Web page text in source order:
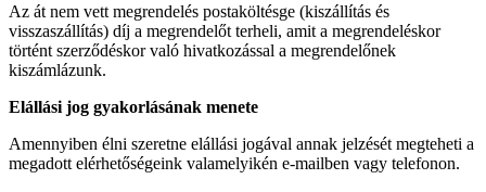
Az át nem vett megrendelés postaköltésge (kiszállítás és
visszaszállítás) díj a megrendelőt terheli, amit a megrendeléskor
történt szerződéskor való hivatkozással a megrendelőnek
kiszámlázunk.
Elállási jog gyakorlásának menete
Amennyiben élni szeretne elállási jogával annak jelzését megteheti a
megadott elérhetőségeink valamelyikén e-mailben vagy telefonon.